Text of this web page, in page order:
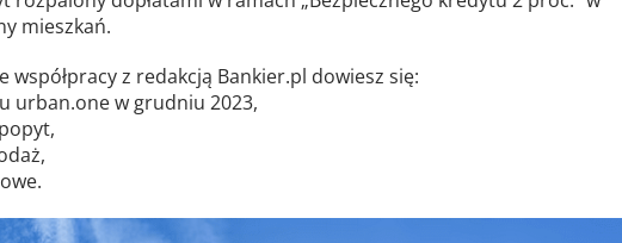
mieszkań.
współpracy z redakcją Bankier.pl dowiesz się:
urban.one w grudniu 2023,